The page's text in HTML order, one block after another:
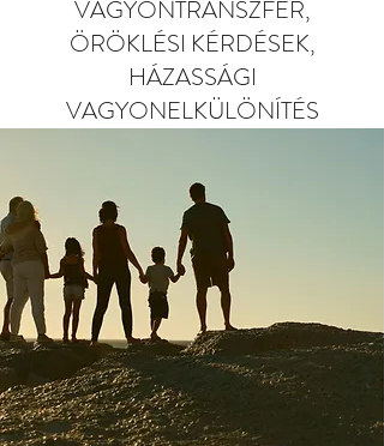
VAGYONTRANSZFER,
ÖRÖKLÉSI KÉRDÉSEK,
HÁZASSÁGI
VAGYONELKÜLÖNÍTÉS